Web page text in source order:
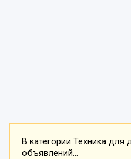
В категории Техника для
объявлений...